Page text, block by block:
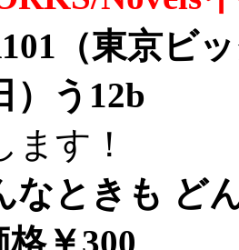
（東京ビ
）う12b
ます！
なときも ど